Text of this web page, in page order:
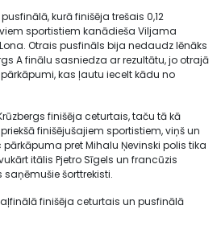
kurā finišēja trešais 0,12
sportistiem kanādieša Viljama
Otrais pusfināls bija nedaudz lēnāks
A finālu sasniedza ar rezultātu, jo otrajā
kas ļautu iecelt kādu no
finišēja ceturtais, taču tā kā
finišējušajiem sportistiem, viņš un
pret Mihalu Ņevinski polis tika
itālis Pjetro Sīgels un francūzis
saņēmušie šorttrekisti.
finišēja ceturtais un pusfinālā